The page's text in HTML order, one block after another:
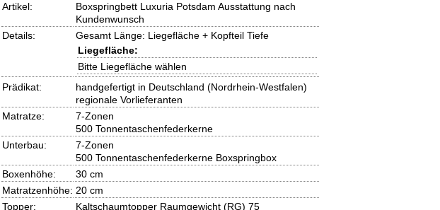
Artikel:
Boxspringbett Luxuria Potsdam Ausstattung nach
Kundenwunsch
Details:
Gesamt Länge: Liegefläche + Kopfteil Tiefe
Liegefläche:
Bitte Liegefläche wählen
Prädikat:
handgefertigt in Deutschland (Nordrhein-Westfalen)
regionale Vorlieferanten
Matratze:
7-Zonen
500 Tonnentaschenfederkerne
Unterbau:
7-Zonen
500 Tonnentaschenfederkerne Boxspringbox
Boxenhöhe:
30 cm
Matratzenhöhe: 20 cm
Topper:
Kaltschaumtopper Raumgewicht (RG) 75